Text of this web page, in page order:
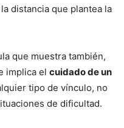
distancia que plantea la
que muestra también,
implica el cuidado de un
tipo de vínculo, no
de dificultad.